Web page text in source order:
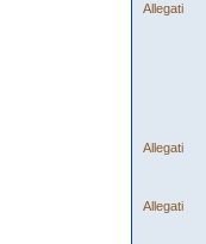
Allegati
Allegati
Allegati